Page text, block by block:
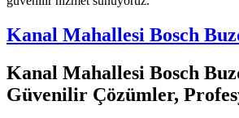
Kanal Mahallesi Bosch
Kanal Mahallesi Bosch
Güvenilir Çözümler,